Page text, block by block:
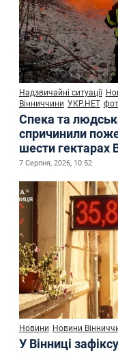
Надзвичайні ситуації
Вінниччини УКР.НЕТ
Спека та
спричинили
шести гектарах
7 Серпня, 2026, 10:52
Новини Новини
У Вінниці